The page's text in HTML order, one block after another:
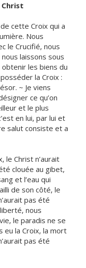
cette Croix qui a
Nous
le Crucifié, nous
laissons sous
les biens du
la Croix :
~ Je viens
ce qu’on
et le plus
en lui, par lui et
salut consiste et a
le Christ n’aurait
clouée au gibet,
et l’eau qui
de son côté, le
pas été
nous
le paradis ne se
eu la Croix, la mort
pas été